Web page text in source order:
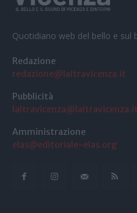
Quotidiano web del bello e sul
Redazione
redazione@laltravicenza.it
Pubblicità
laltravicenza@laltravicenza.it
Amministrazione
elas@editoriale-elas.org